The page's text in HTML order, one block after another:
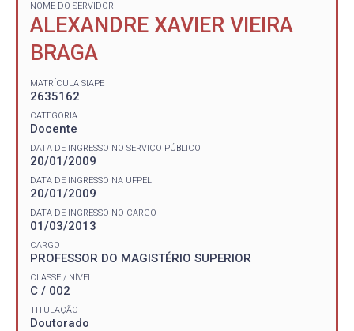
NOME DO SERVIDOR
ALEXANDRE XAVIER VIEIRA
BRAGA
MATRÍCULA SIAPE
2635162
CATEGORIA
Docente
DATA DE INGRESSO NO SERVIÇO PÚBLICO
20/01/2009
DATA DE INGRESSO NA UFPEL
20/01/2009
DATA DE INGRESSO NO CARGO
01/03/2013
CARGO
PROFESSOR DO MAGISTÉRIO SUPERIOR
CLASSE / NÍVEL
C / 002
TITULAÇÃO
Doutorado